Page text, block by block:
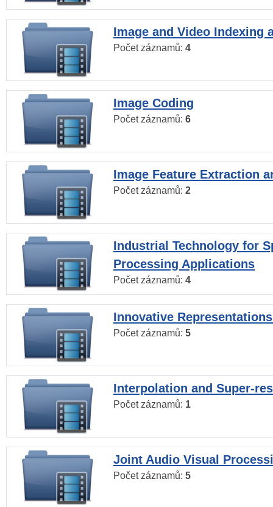
Image and Video Indexing
Počet záznamů: 4
Image Coding
Počet záznamů: 6
Image Feature Extraction
Počet záznamů: 2
Industrial Technology for
Processing Applications
Počet záznamů: 4
Innovative
Počet záznamů: 5
Interpolation and Super-
Počet záznamů: 1
Joint Audio Visual
Počet záznamů: 5